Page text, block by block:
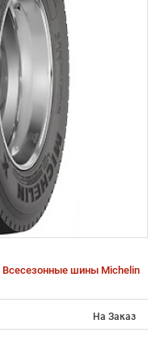
Всесезонные шины Michelin
На Заказ